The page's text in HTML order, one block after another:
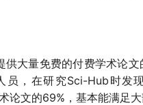
大量免费的付费学术论
员，在研究Sci-Hub时发
论文的69%，基本能满足大